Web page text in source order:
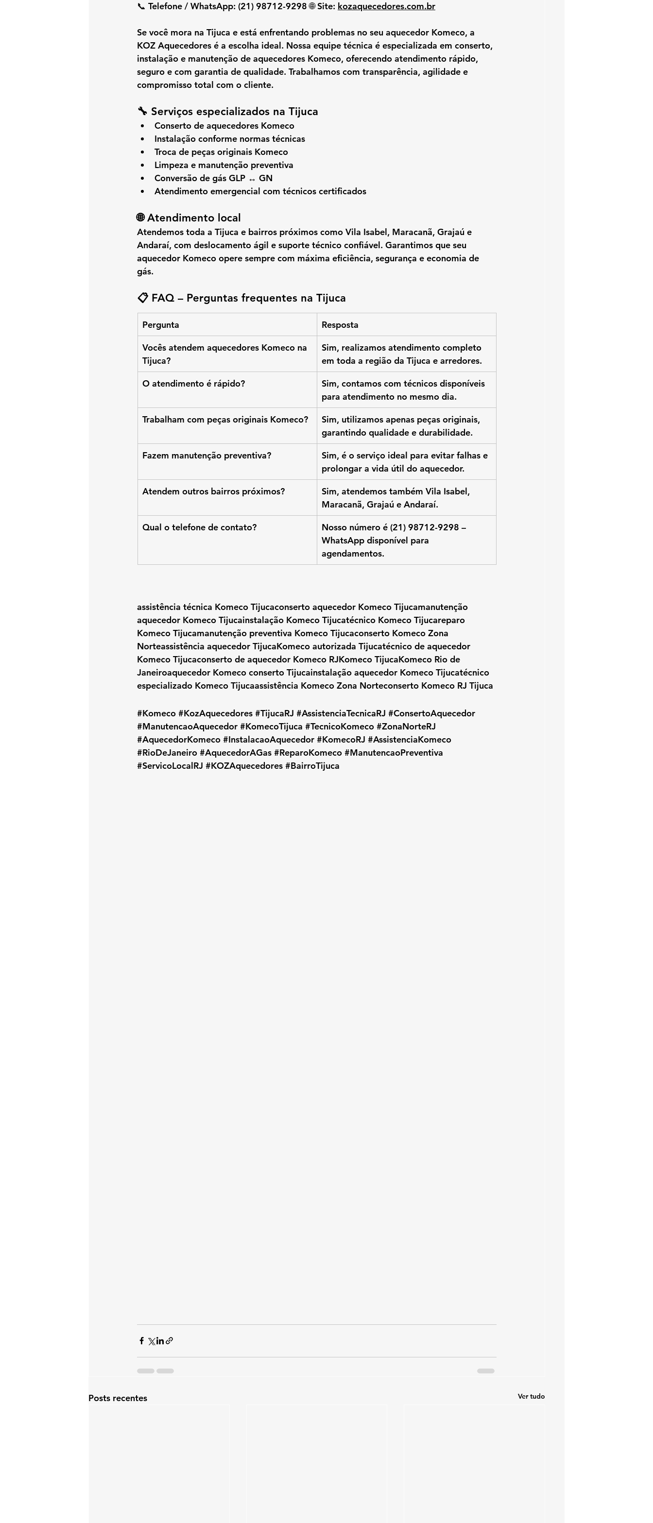
📞 Telefone / WhatsApp: (21) 98712-9298 🌐 Site: kozaquecedores.com.br
Se você mora na Tijuca e está enfrentando problemas no seu aquecedor Komeco, a
KOZ Aquecedores é a escolha ideal. Nossa equipe técnica é especializada em conserto,
instalação e manutenção de aquecedores Komeco, oferecendo atendimento rápido,
seguro e com garantia de qualidade. Trabalhamos com transparência, agilidade e
compromisso total com o cliente.
🔧 Serviços especializados na Tijuca
Conserto de aquecedores Komeco
Instalação conforme normas técnicas
Troca de peças originais Komeco
Limpeza e manutenção preventiva
Conversão de gás GLP ↔ GN
Atendimento emergencial com técnicos certificados
🌐 Atendimento local
Atendemos toda a Tijuca e bairros próximos como Vila Isabel, Maracanã, Grajaú e
Andaraí, com deslocamento ágil e suporte técnico confiável. Garantimos que seu
aquecedor Komeco opere sempre com máxima eficiência, segurança e economia de
gás.
📋 FAQ – Perguntas frequentes na Tijuca
Pergunta Resposta
Vocês atendem aquecedores Komeco na
Tijuca?
Sim, realizamos atendimento completo
em toda a região da Tijuca e arredores.
O atendimento é rápido?
Sim, contamos com técnicos disponíveis
para atendimento no mesmo dia.
Trabalham com peças originais Komeco?
Sim, utilizamos apenas peças originais,
garantindo qualidade e durabilidade.
Fazem manutenção preventiva?
Sim, é o serviço ideal para evitar falhas e
prolongar a vida útil do aquecedor.
Atendem outros bairros próximos?
Sim, atendemos também Vila Isabel,
Maracanã, Grajaú e Andaraí.
Qual o telefone de contato?
Nosso número é (21) 98712-9298 –
WhatsApp disponível para
agendamentos.
assistência técnica Komeco Tijucaconserto aquecedor Komeco Tijucamanutenção
aquecedor Komeco Tijucainstalação Komeco Tijucatécnico Komeco Tijucareparo
Komeco Tijucamanutenção preventiva Komeco Tijucaconserto Komeco Zona
Norteassistência aquecedor TijucaKomeco autorizada Tijucatécnico de aquecedor
Komeco Tijucaconserto de aquecedor Komeco RJKomeco TijucaKomeco Rio de
Janeiroaquecedor Komeco conserto Tijucainstalação aquecedor Komeco Tijucatécnico
especializado Komeco Tijucaassistência Komeco Zona Norteconserto Komeco RJ Tijuca
#Komeco #KozAquecedores #TijucaRJ #AssistenciaTecnicaRJ #ConsertoAquecedor
#ManutencaoAquecedor #KomecoTijuca #TecnicoKomeco #ZonaNorteRJ
#AquecedorKomeco #InstalacaoAquecedor #KomecoRJ #AssistenciaKomeco
#RioDeJaneiro #AquecedorAGas #ReparoKomeco #ManutencaoPreventiva
#ServicoLocalRJ #KOZAquecedores #BairroTijuca
Posts recentes Ver tudo